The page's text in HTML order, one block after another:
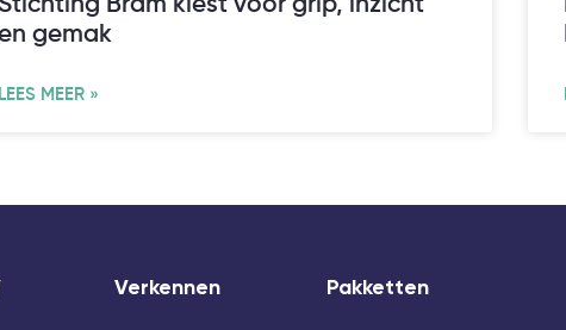
Stichting Bram kiest voor grip, inzicht
gemak
LEES MEER »
Verkennen Pakketten